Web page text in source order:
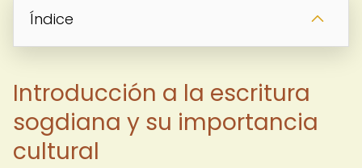
Índice
Introducción a la escritura
sogdiana y su importancia
cultural